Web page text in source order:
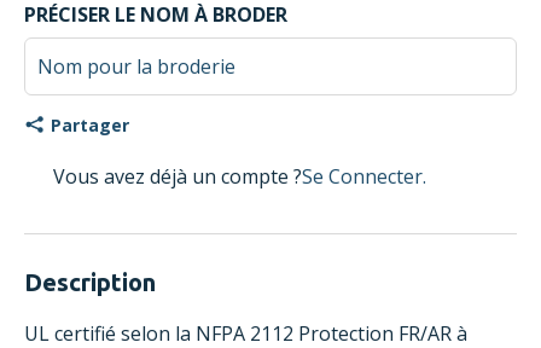
PRÉCISER LE NOM À BRODER
Partager
Vous avez déjà un compte ?Se Connecter.
Description
UL certifié selon la NFPA 2112 Protection FR/AR à